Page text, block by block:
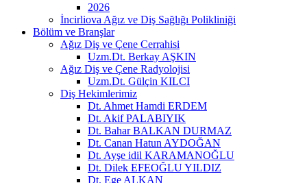
2026
İncirliova Ağız ve Diş Sağlığı Polikliniği
Bölüm ve Branşlar
Ağız Diş ve Çene Cerrahisi
Uzm.Dt. Berkay AŞKIN
Ağız Diş ve Çene Radyolojisi
Uzm.Dt. Gülçin KILCI
Diş Hekimlerimiz
Dt. Ahmet Hamdi ERDEM
Dt. Akif PALABIYIK
Dt. Bahar BALKAN DURMAZ
Dt. Canan Hatun AYDOĞAN
Dt. Ayşe idil KARAMANOĞLU
Dt. Dilek EFEOĞLU YILDIZ
Dt. Ege ALKAN